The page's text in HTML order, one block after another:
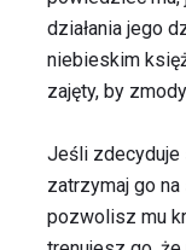
działania jego
niebieskim
zajęty, by
Jeśli zdecyduje
zatrzymaj go
pozwolisz mu